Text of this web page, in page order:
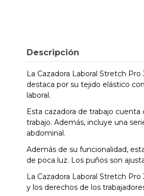
Descripción
La Cazadora Laboral Stretch
destaca por su tejido elástico
laboral.
Esta cazadora de trabajo
trabajo. Además, incluye una
abdominal.
Además de su funcionalidad,
de poca luz. Los puños son
La Cazadora Laboral Stretch
y los derechos de los